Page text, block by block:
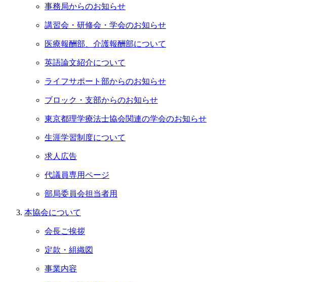
事務局からのお知らせ
講習会・研修会・学会のお知らせ
医療報酬部、介護報酬部について
英語論文紹介について
ライフサポート部からのお知らせ
ブロック・支部からのお知らせ
東京都理学療法士協会関連の学会のお知らせ
生涯学習制度について
求人広告
代議員専用ページ
部局委員会担当者用
本協会について
会長ご挨拶
定款・組織図
事業内容